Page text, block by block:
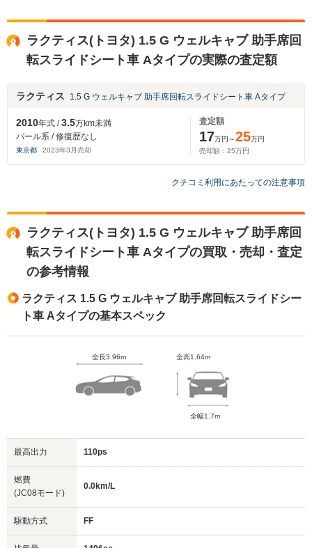
ラクティス(トヨタ) 1.5 G ウェルキャブ 助手席回
転スライドシート車 Aタイプの実際の査定額
ラクティス 1.5 G ウェルキャブ 助手席回転スライドシート車 Aタイプ
2010年式 /3.5万km未満
パール系 / 修復歴なし
東京都 2023年3 月売却
査定額
17万円～25万円
売却額： 25万円
クチコミ利用にあたっての注意事項
ラクティス(トヨタ) 1.5 G ウェルキャブ 助手席回
転スライドシート車 Aタイプの買取・売却・査定
の参考情報
ラクティス 1.5 G ウェルキャブ 助手席回転スライドシー
ト車 Aタイプの基本スペック
全長3.96m 全高1.64m
全幅1.7m
最高出力 110ps
燃費
(JC08モード)
0.0km/L
駆動方式 FF